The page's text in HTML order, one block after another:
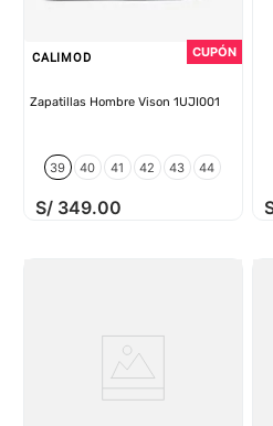
CALIMOD
Zapatillas Hombre Vison 1UJI001
39 40 41 42 43 44
S/ 349.00